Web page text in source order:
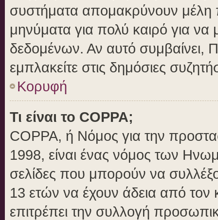
συστήματα απομακρύνουν μέλη
μηνύματα για πολύ καιρό για
δεδομένων. Αν αυτό συμβαίνει,
εμπλακείτε στις δημόσιες
Κορυφή
Τι είναι το COPPA;
COPPA, ή Νόμος για την
1998, είναι ένας νόμος των
σελίδες που μπορούν να
13 ετών να έχουν άδεια από τον
επιτρέπει την συλλογή